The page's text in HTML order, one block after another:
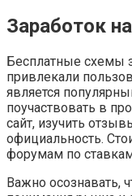
Заработок
Бесплатные схемы
привлекали
является
поучаствовать в
сайт, изучить
официальность.
форумам по
Важно осознавать,